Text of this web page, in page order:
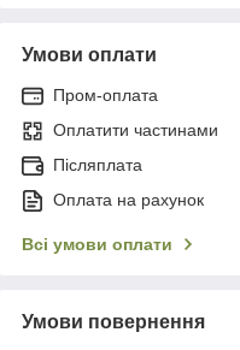
Умови оплати
Пром-оплата
Оплатити частинами
Післяплата
Оплата на рахунок
Всі умови оплати
Умови повернення